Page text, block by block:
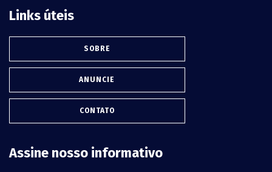
Links úteis
SOBRE
ANUNCIE
CONTATO
Assine nosso informativo